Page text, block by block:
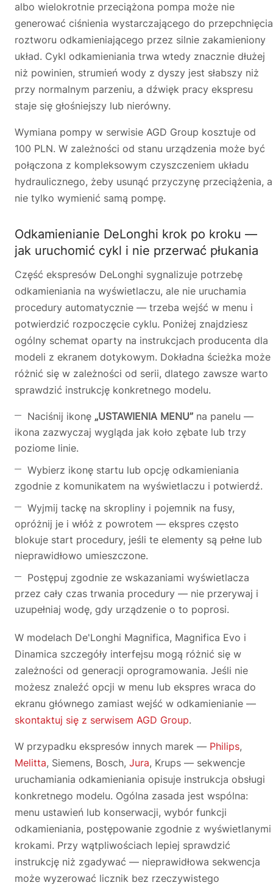
albo wielokrotnie przeciążona pompa może nie
generować ciśnienia wystarczającego do przepchnięcia
roztworu odkamieniającego przez silnie zakamieniony
układ. Cykl odkamieniania trwa wtedy znacznie dłużej
niż powinien, strumień wody z dyszy jest słabszy niż
przy normalnym parzeniu, a dźwięk pracy ekspresu
staje się głośniejszy lub nierówny.
Wymiana pompy w serwisie AGD Group kosztuje od
100 PLN. W zależności od stanu urządzenia może być
połączona z kompleksowym czyszczeniem układu
hydraulicznego, żeby usunąć przyczynę przeciążenia, a
nie tylko wymienić samą pompę.
Odkamienianie DeLonghi krok po kroku —
jak uruchomić cykl i nie przerwać płukania
Część ekspresów DeLonghi sygnalizuje potrzebę
odkamieniania na wyświetlaczu, ale nie uruchamia
procedury automatycznie — trzeba wejść w menu i
potwierdzić rozpoczęcie cyklu. Poniżej znajdziesz
ogólny schemat oparty na instrukcjach producenta dla
modeli z ekranem dotykowym. Dokładna ścieżka może
różnić się w zależności od serii, dlatego zawsze warto
sprawdzić instrukcję konkretnego modelu.
Naciśnij ikonę „USTAWIENIA MENU” na panelu —
ikona zazwyczaj wygląda jak koło zębate lub trzy
poziome linie.
Wybierz ikonę startu lub opcję odkamieniania
zgodnie z komunikatem na wyświetlaczu i potwierdź.
Wyjmij tackę na skropliny i pojemnik na fusy,
opróżnij je i włóż z powrotem — ekspres często
blokuje start procedury, jeśli te elementy są pełne lub
nieprawidłowo umieszczone.
Postępuj zgodnie ze wskazaniami wyświetlacza
przez cały czas trwania procedury — nie przerywaj i
uzupełniaj wodę, gdy urządzenie o to poprosi.
W modelach De'Longhi Magnifica, Magnifica Evo i
Dinamica szczegóły interfejsu mogą różnić się w
zależności od generacji oprogramowania. Jeśli nie
możesz znaleźć opcji w menu lub ekspres wraca do
ekranu głównego zamiast wejść w odkamienianie —
skontaktuj się z serwisem AGD Group.
W przypadku ekspresów innych marek — Philips,
Melitta, Siemens, Bosch, Jura, Krups — sekwencje
uruchamiania odkamieniania opisuje instrukcja obsługi
konkretnego modelu. Ogólna zasada jest wspólna:
menu ustawień lub konserwacji, wybór funkcji
odkamieniania, postępowanie zgodnie z wyświetlanymi
krokami. Przy wątpliwościach lepiej sprawdzić
instrukcję niż zgadywać — nieprawidłowa sekwencja
może wyzerować licznik bez rzeczywistego